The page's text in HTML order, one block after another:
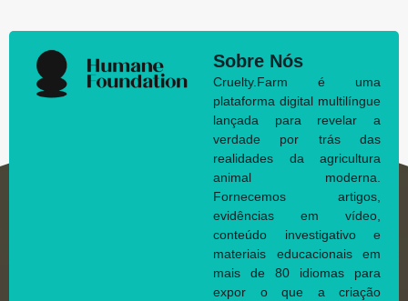
Sobre Nós
Cruelty.Farm é uma
plataforma digital multilíngue
lançada para revelar a
verdade por trás das
realidades da agricultura
animal moderna.
Fornecemos artigos,
evidências em vídeo,
conteúdo investigativo e
materiais educacionais em
mais de 80 idiomas para
expor o que a criação